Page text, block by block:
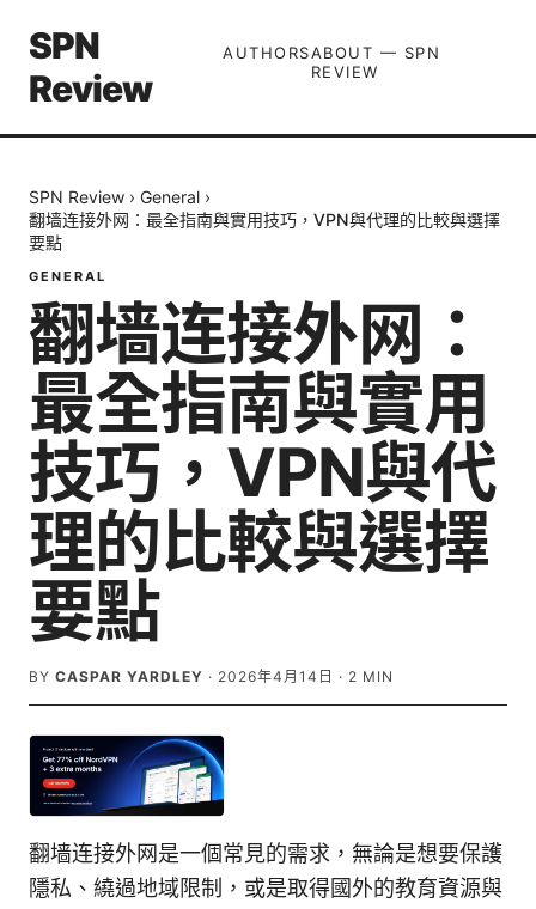
SPN
Review
AUTHORSABOUT — SPN
REVIEW
SPN Review › General ›
翻墙连接外网：最全指南與實用技巧，VPN與代理的比較與選擇
要點
GENERAL
翻墙连接外网：
最全指南與實用
技巧，VPN與代
理的比較與選擇
要點
BY CASPAR YARDLEY · 2026年4月14日 · 2 MIN
翻墙连接外网是一個常見的需求，無論是想要保護
隱私、繞過地域限制，或是取得國外的教育資源與